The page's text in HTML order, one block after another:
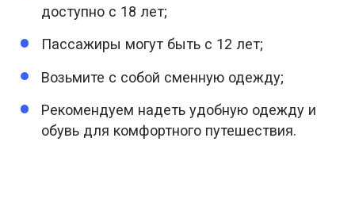
доступно с 18 лет;
Пассажиры могут быть с 12 лет;
Возьмите с собой сменную одежду;
Рекомендуем надеть удобную одежду и
обувь для комфортного путешествия.